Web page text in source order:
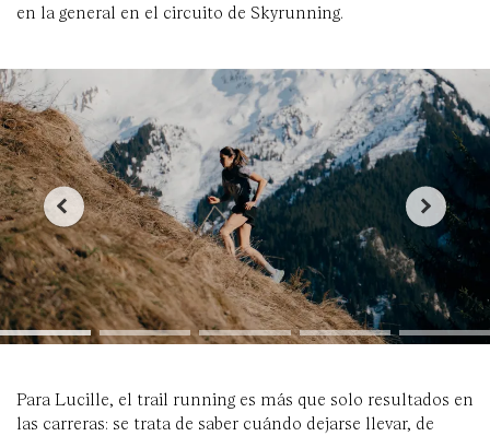
en la general en el circuito de Skyrunning.
Para Lucille, el trail running es más que solo resultados en
las carreras: se trata de saber cuándo dejarse llevar, de